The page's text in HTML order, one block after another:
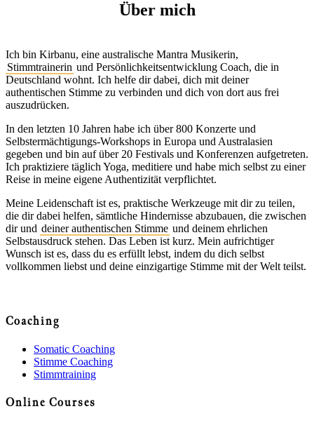
Über mich
Ich bin Kirbanu, eine australische Mantra Musikerin,
Stimmtrainerin und Persönlichkeitsentwicklung Coach, die in
Deutschland wohnt. Ich helfe dir dabei, dich mit deiner
authentischen Stimme zu verbinden und dich von dort aus frei
auszudrücken.
In den letzten 10 Jahren habe ich über 800 Konzerte und
Selbstermächtigungs-Workshops in Europa und Australasien
gegeben und bin auf über 20 Festivals und Konferenzen aufgetreten.
Ich praktiziere täglich Yoga, meditiere und habe mich selbst zu einer
Reise in meine eigene Authentizität verpflichtet.
Meine Leidenschaft ist es, praktische Werkzeuge mit dir zu teilen,
die dir dabei helfen, sämtliche Hindernisse abzubauen, die zwischen
dir und deiner authentischen Stimme und deinem ehrlichen
Selbstausdruck stehen. Das Leben ist kurz. Mein aufrichtiger
Wunsch ist es, dass du es erfüllt lebst, indem du dich selbst
vollkommen liebst und deine einzigartige Stimme mit der Welt teilst.
Coaching
Somatic Coaching
Stimme Coaching
Stimmtraining
Online Courses